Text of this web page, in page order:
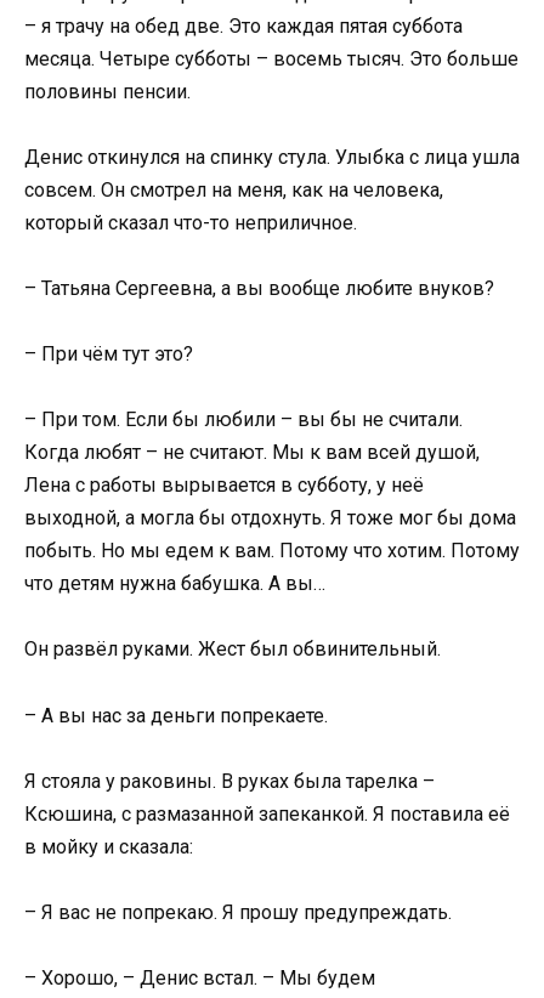
– я трачу на обед две. Это каждая пятая суббота
месяца. Четыре субботы – восемь тысяч. Это больше
половины пенсии.
Денис откинулся на спинку стула. Улыбка с лица ушла
совсем. Он смотрел на меня, как на человека,
который сказал что-то неприличное.
– Татьяна Сергеевна, а вы вообще любите внуков?
– При чём тут это?
– При том. Если бы любили – вы бы не считали.
Когда любят – не считают. Мы к вам всей душой,
Лена с работы вырывается в субботу, у неё
выходной, а могла бы отдохнуть. Я тоже мог бы дома
побыть. Но мы едем к вам. Потому что хотим. Потому
что детям нужна бабушка. А вы…
Он развёл руками. Жест был обвинительный.
– А вы нас за деньги попрекаете.
Я стояла у раковины. В руках была тарелка –
Ксюшина, с размазанной запеканкой. Я поставила её
в мойку и сказала:
– Я вас не попрекаю. Я прошу предупреждать.
– Хорошо, – Денис встал. – Мы будем